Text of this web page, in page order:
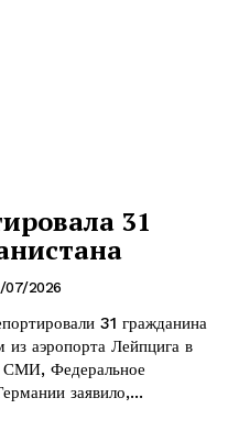
31
07/2026
31 гражданина
аэропорта Лейпцига в
заявило,...